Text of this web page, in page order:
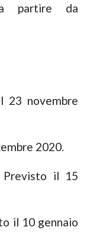
partire da
23 novembre
2020.
il 15
il 10 gennaio